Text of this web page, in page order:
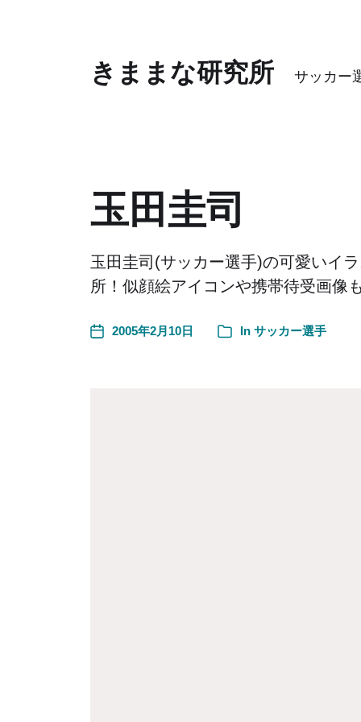
きままな研究所 サッカー
玉田圭司
玉田圭司(サッカー選手)の可愛いイ
所！似顔絵アイコンや携帯待受画像
2005年2月10日 In サッカー選手